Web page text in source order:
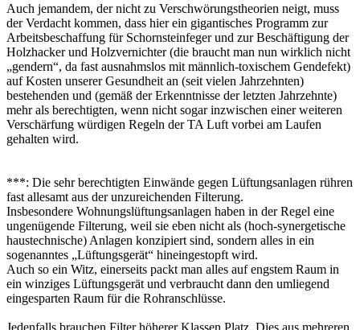
Auch jemandem, der nicht zu Verschwörungstheorien neigt, muss
der Verdacht kommen, dass hier ein gigantisches Programm zur
Arbeitsbeschaffung für Schornsteinfeger und zur Beschäftigung der
Holzhacker und Holzvernichter (die braucht man nun wirklich nicht
„gendern“, da fast ausnahmslos mit männlich-toxischem Gendefekt)
auf Kosten unserer Gesundheit an (seit vielen Jahrzehnten)
bestehenden und (gemäß der Erkenntnisse der letzten Jahrzehnte)
mehr als berechtigten, wenn nicht sogar inzwischen einer weiteren
Verschärfung würdigen Regeln der TA Luft vorbei am Laufen
gehalten wird.
***: Die sehr berechtigten Einwände gegen Lüftungsanlagen rühren
fast allesamt aus der unzureichenden Filterung.
Insbesondere Wohnungslüftungsanlagen haben in der Regel eine
ungenügende Filterung, weil sie eben nicht als (hoch-synergetische
haustechnische) Anlagen konzipiert sind, sondern alles in ein
sogenanntes „Lüftungsgerät“ hineingestopft wird.
Auch so ein Witz, einerseits packt man alles auf engstem Raum in
ein winziges Lüftungsgerät und verbraucht dann den umliegend
eingesparten Raum für die Rohranschlüsse.
Jedenfalls brauchen Filter höherer Klassen Platz. Dies aus mehreren